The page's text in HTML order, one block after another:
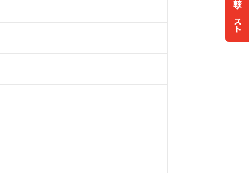
リスト